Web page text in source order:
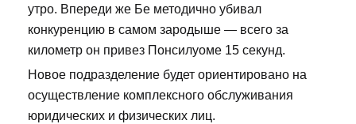
утро. Впереди же Бе методично убивал
конкуренцию в самом зародыше — всего за
километр он привез Понсилуоме 15 секунд.
Новое подразделение будет ориентировано на
осуществление комплексного обслуживания
юридических и физических лиц.